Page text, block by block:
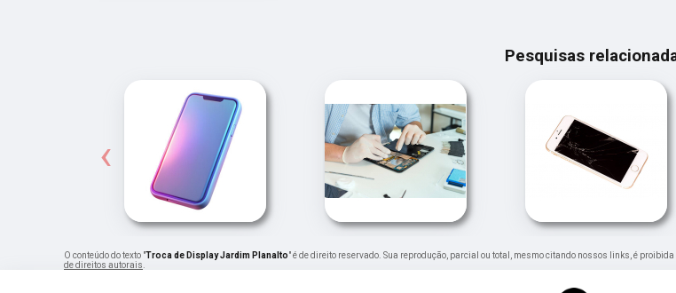
Pesquisas
‹
O conteúdo do texto "Troca de Display Jardim Planalto" é de direito reservado. Sua reprodução, parcial ou total, mesmo citando nossos links, é
de direitos autorais